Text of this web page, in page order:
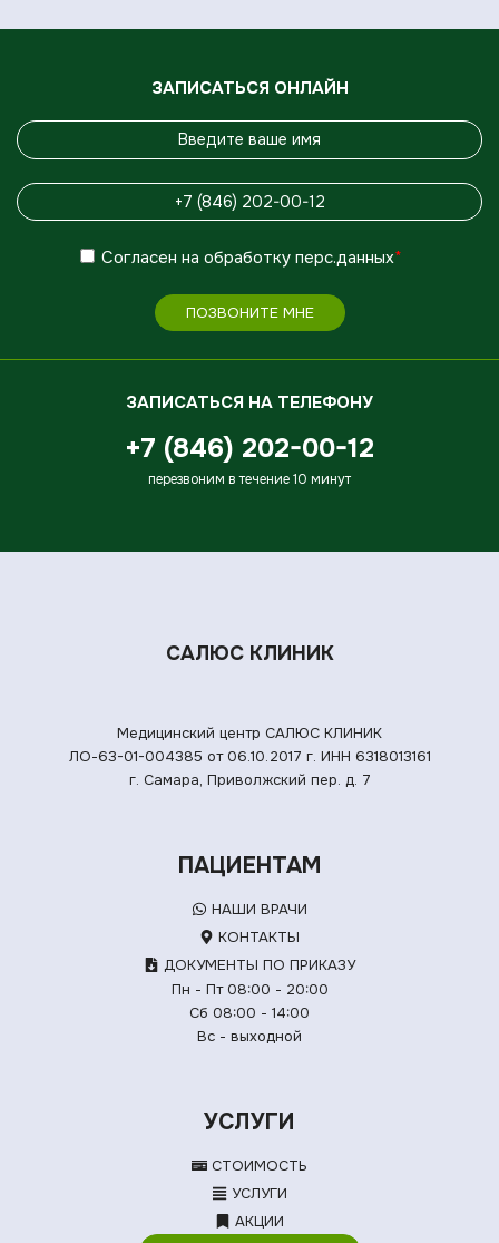
ЗАПИСАТЬСЯ ОНЛАЙН
Согласен на обработку перс.данных*
ПОЗВОНИТЕ МНЕ
ЗАПИСАТЬСЯ НА ТЕЛЕФОНУ
+7 (846) 202-00-12
перезвоним в течение 10 минут
САЛЮС КЛИНИК
Медицинский центр САЛЮС КЛИНИК
ЛО-63-01-004385 от 06.10.2017 г. ИНН 6318013161
г. Самара, Приволжский пер. д. 7
ПАЦИЕНТАМ
НАШИ ВРАЧИ
КОНТАКТЫ
ДОКУМЕНТЫ ПО ПРИКАЗУ
Пн - Пт 08:00 - 20:00
Сб 08:00 - 14:00
Вс - выходной
УСЛУГИ
СТОИМОСТЬ
УСЛУГИ
АКЦИИ